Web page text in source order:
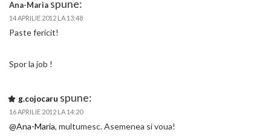
Ana-Maria spune:
14 APRILIE 2012 LA 13:48
Paste fericit!
Spor la job !
g.cojocaru spune:
16 APRILIE 2012 LA 14:20
@Ana-Maria, multumesc. Asemenea si voua!